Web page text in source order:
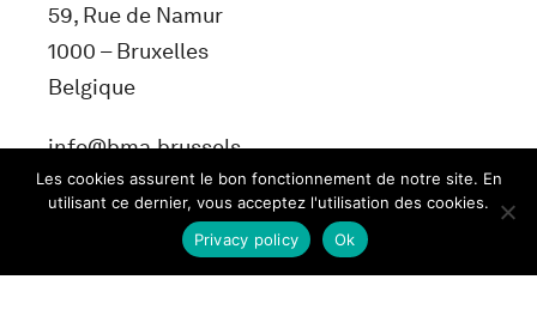
59, Rue de Namur
1000 – Bruxelles
Belgique
info@bma.brussels
Les cookies assurent le bon fonctionnement de notre site. En
utilisant ce dernier, vous acceptez l'utilisation des cookies.
Ok
Privacy policy